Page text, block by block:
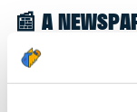
📰 A
HAPERT
Great to see